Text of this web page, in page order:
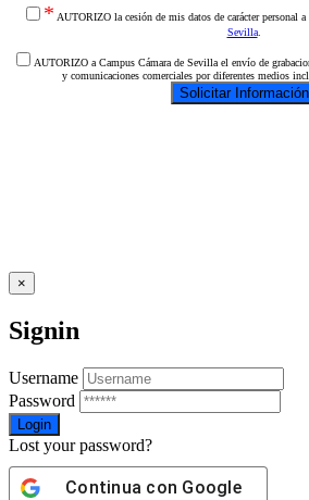
* AUTORIZO la cesión de mis datos de carácter personal a
Sevilla.
AUTORIZO a Campus Cámara de Sevilla el envío de
y comunicaciones comerciales por diferentes medios
×
Signin
Username
Password
Lost your password?
Continua con Google